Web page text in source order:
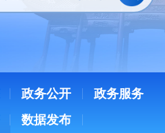
政务公开
政务服务
数据发布